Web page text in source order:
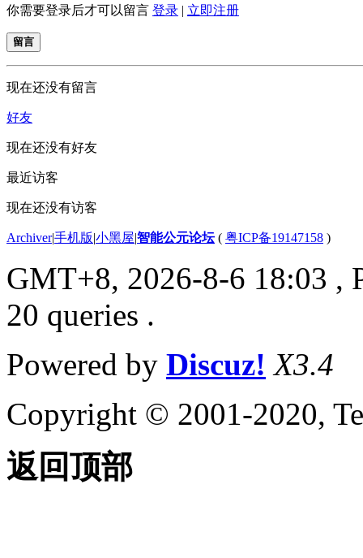
你需要登录后才可以留言 登录 | 立即注册
留言
现在还没有留言
好友
现在还没有好友
最近访客
现在还没有访客
Archiver|手机版|小黑屋|智能公元论坛( 粤ICP备19147158 )
GMT+8, 2026-8-6 18:03 ,
20 queries .
Powered by Discuz! X3.4
Copyright © 2001-2020,
返回顶部